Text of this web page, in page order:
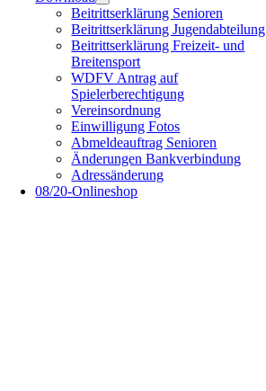
Beitrittserklärung Senioren
Beitrittserklärung Jugendabteilung
Beitrittserklärung Freizeit- und
Breitensport
WDFV Antrag auf
Spielerberechtigung
Vereinsordnung
Einwilligung Fotos
Abmeldeauftrag Senioren
Änderungen Bankverbindung
Adressänderung
08/20-Onlineshop